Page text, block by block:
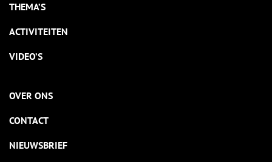
THEMA’S
ACTIVITEITEN
VIDEO’S
OVER ONS
CONTACT
NIEUWSBRIEF